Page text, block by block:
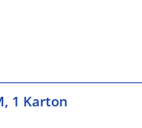
1 Karton